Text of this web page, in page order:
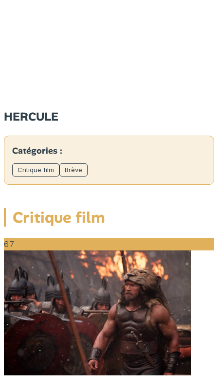
HERCULE
Catégories :
Critique film Brève
Critique film
6.7